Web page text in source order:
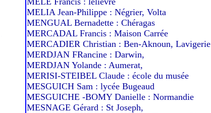
MELIA Jean-Philippe : Négrier, Volta
MENGUAL Bernadette : Chéragas
MERCADAL Francis : Maison Carrée
MERCADIER Christian : Ben-Aknoun, Lavigerie
MERDJAN FRancine : Darwin,
MERDJAN Yolande : Aumerat,
MERISI-STEIBEL Claude : école du musée
MESGUICH Sam : lycée Bugeaud
MESGUICHE -BOMY Danielle : Normandie
MESNAGE Gérard : St Joseph,